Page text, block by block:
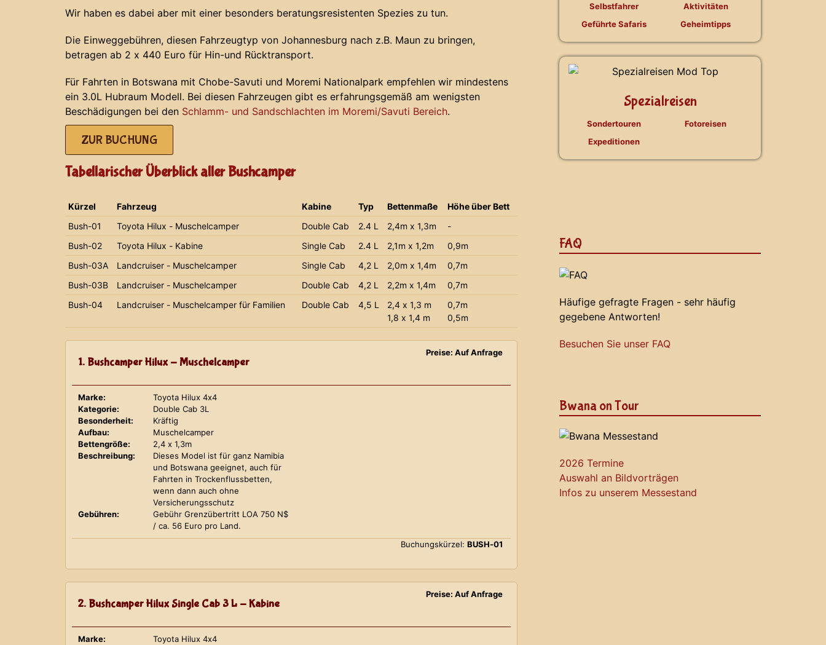
Wir haben es dabei aber mit einer besonders beratungsresistenten Spezies zu tun.
Die Einweggebühren, diesen Fahrzeugtyp von Johannesburg nach z.B. Maun zu bringen,
betragen ab 2 x 440 Euro für Hin-und Rücktransport.
Für Fahrten in Botswana mit Chobe-Savuti und Moremi Nationalpark empfehlen wir mindestens
ein 3.0L Hubraum Modell. Bei diesen Fahrzeugen gibt es erfahrungsgemäß am wenigsten
Beschädigungen bei den Schlamm- und Sandschlachten im Moremi/Savuti Bereich.
ZUR BUCHUNG
Tabellarischer Überblick aller Bushcamper
Kürzel Fahrzeug Kabine Typ Bettenmaße
Höhe über Bett
Bush-01
Toyota Hilux - Muschelcamper Double Cab 2.4 L 2,4m x 1,3m
-
Bush-02
Toyota Hilux - Kabine Single Cab 2.4 L 2,1m x 1,2m
0,9m
Bush-03A
Landcruiser - Muschelcamper Single Cab 4,2 L 2,0m x 1,4m
0,7m
Bush-03B
Landcruiser - Muschelcamper Double Cab 4,2 L 2,2m x 1,4m
0,7m
Bush-04
Landcruiser - Muschelcamper für Familien Double Cab 4,5 L
2,4 x 1,3 m
1,8 x 1,4 m
0,7m
0,5m
1. Bushcamper Hilux - Muschelcamper
Preise: Auf Anfrage
Marke:
Toyota Hilux 4x4
Kategorie:
Double Cab 3L
Besonderheit:
Kräftig
Aufbau:
Muschelcamper
Bettengröße:
2,4 x 1,3m
Beschreibung:
Dieses Model ist für ganz Namibia
und Botswana geeignet, auch für
Fahrten in Trockenflussbetten,
wenn dann auch ohne
Versicherungsschutz
Gebühren:
Gebühr Grenzübertritt LOA 750 N$
/ ca. 56 Euro pro Land.
Buchungskürzel: BUSH-01
2. Bushcamper Hilux Single Cab 3 L - Kabine
Preise: Auf Anfrage
Marke:
Toyota Hilux 4x4
Selbstfahrer
Geführte Safaris
Aktivitäten
Geheimtipps
Spezialreisen
Sondertouren
Expeditionen
Fotoreisen
FAQ
Häufige gefragte Fragen - sehr häufig
gegebene Antworten!
Besuchen Sie unser FAQ
Bwana on Tour
2026 Termine
Auswahl an Bildvorträgen
Infos zu unserem Messestand